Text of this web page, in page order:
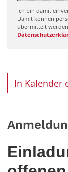
Ich bin damit
Damit können
übermittelt
In Kalender